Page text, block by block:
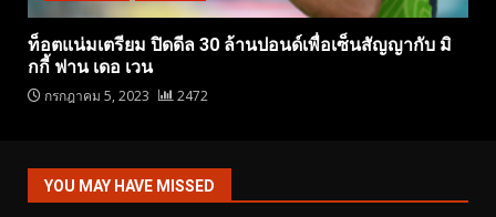
ท็อตแน่มเตรียม ปิดดีล 30 ล้านปอนด์เพื่อเซ็นสัญญากับ มิ
กกี้ ฟาน เดอ เวน
กรกฎาคม 5, 2023 2472
YOU MAY HAVE MISSED